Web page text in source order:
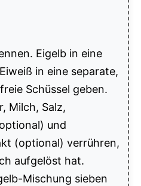
Eigelb in eine
in eine separate,
Schüssel geben.
Milch, Salz,
und
(optional) verrühren,
aufgelöst hat.
Mischung sieben